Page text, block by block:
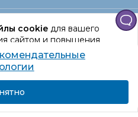
cookieдля вашего
сайтом и повышения
сайта, вы даете
персональных данных